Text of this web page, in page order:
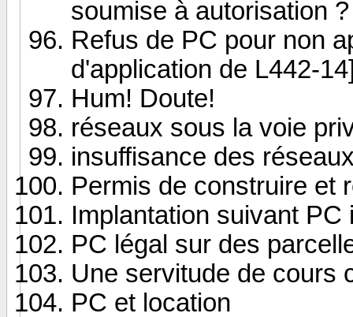
soumise à autorisation ?
Refus de PC pour non
d'application de L442-
Hum! Doute!
réseaux sous la voie
insuffisance des
Permis de construire et
Implantation suivant PC
PC légal sur des
Une servitude de cours
PC et location